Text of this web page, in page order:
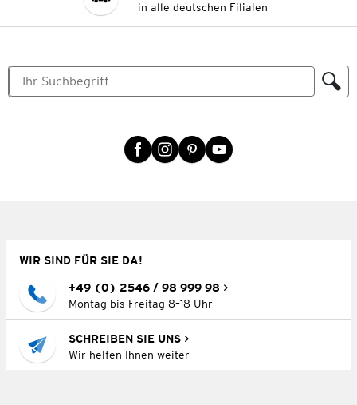
in alle deutschen Filialen
WIR SIND FÜR SIE DA!
+49 (0) 2546 / 98 999 98
Montag bis Freitag 8–18 Uhr
SCHREIBEN SIE UNS
Wir helfen Ihnen weiter